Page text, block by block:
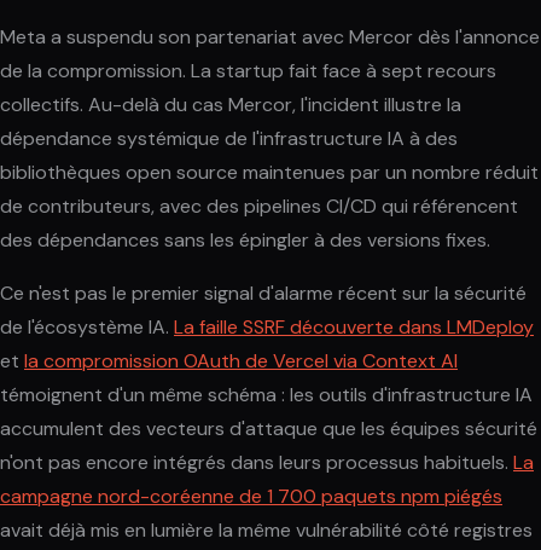
Meta a suspendu son partenariat avec Mercor dès l'annonce
de la compromission. La startup fait face à sept recours
collectifs. Au-delà du cas Mercor, l'incident illustre la
dépendance systémique de l'infrastructure IA à des
bibliothèques open source maintenues par un nombre réduit
de contributeurs, avec des pipelines CI/CD qui référencent
des dépendances sans les épingler à des versions fixes.
Ce n'est pas le premier signal d'alarme récent sur la sécurité
de l'écosystème IA. La faille SSRF découverte dans LMDeploy
et la compromission OAuth de Vercel via Context AI
témoignent d'un même schéma : les outils d'infrastructure IA
accumulent des vecteurs d'attaque que les équipes sécurité
n'ont pas encore intégrés dans leurs processus habituels. La
campagne nord-coréenne de 1 700 paquets npm piégés
avait déjà mis en lumière la même vulnérabilité côté registres